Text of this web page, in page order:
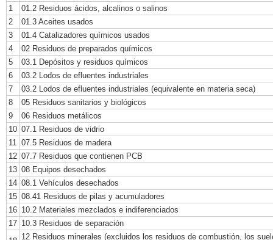
1
01.2 Residuos ácidos, alcalinos o salinos
2
01.3 Aceites usados
3
01.4 Catalizadores químicos usados
4
02 Residuos de preparados químicos
5
03.1 Depósitos y residuos químicos
6
03.2 Lodos de efluentes industriales
7
03.2 Lodos de efluentes industriales (equivalente en materia seca)
8
05 Residuos sanitarios y biológicos
9
06 Residuos metálicos
10 07.1 Residuos de vidrio
11
07.5 Residuos de madera
12 07.7 Residuos que contienen PCB
13 08 Equipos desechados
14 08.1 Vehículos desechados
15 08.41 Residuos de pilas y acumuladores
16 10.2 Materiales mezclados e indiferenciados
17 10.3 Residuos de separación
12 Residuos minerales (excluidos los residuos de combustión, los